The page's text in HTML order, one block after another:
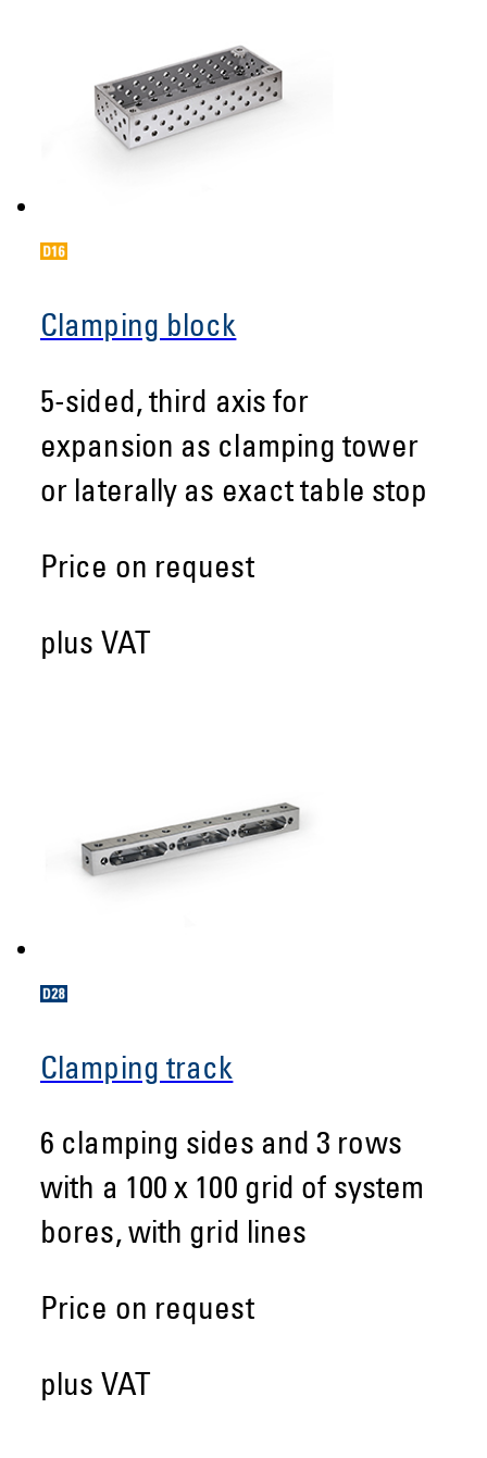
Clamping block
5-sided, third axis for
expansion as clamping tower
or laterally as exact table stop
Price on request
plus VAT
Clamping track
6 clamping sides and 3 rows
with a 100 x 100 grid of system
bores, with grid lines
Price on request
plus VAT